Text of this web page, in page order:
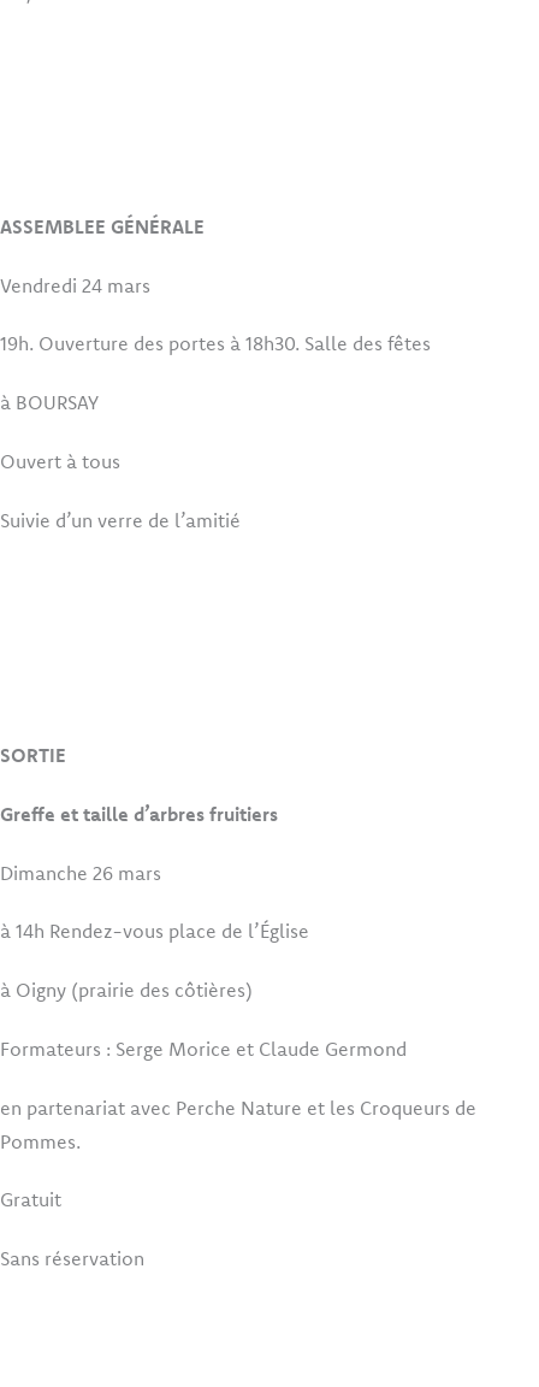
ASSEMBLEE GÉNÉRALE
Vendredi 24 mars
19h. Ouverture des portes à 18h30. Salle des fêtes
à BOURSAY
Ouvert à tous
Suivie d’un verre de l’amitié
SORTIE
Greffe et taille d’arbres fruitiers
Dimanche 26 mars
à 14h Rendez-vous place de l’Église
à Oigny (prairie des côtières)
Formateurs : Serge Morice et Claude Germond
en partenariat avec Perche Nature et les Croqueurs de
Pommes.
Gratuit
Sans réservation